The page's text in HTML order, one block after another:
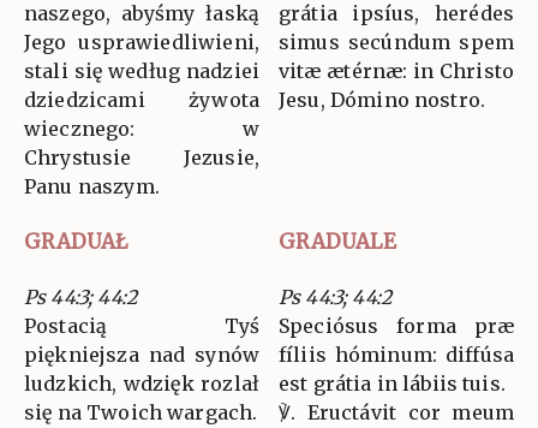
naszego, abyśmy łaską
Jego usprawiedliwieni,
stali się według nadziei
dziedzicami żywota
wiecznego: w
Chrystusie Jezusie,
Panu naszym.
grátia ipsíus, herédes
simus secúndum spem
vitæ ætérnæ: in Christo
Jesu, Dómino nostro.
GRADUAŁ GRADUALE
Ps 44:3; 44:2
Postacią Tyś
piękniejsza nad synów
ludzkich, wdzięk rozlał
się na Twoich wargach.
Ps 44:3; 44:2
Speciósus forma præ
fíliis hóminum: diffúsa
est grátia in lábiis tuis.
℣. Eructávit cor meum